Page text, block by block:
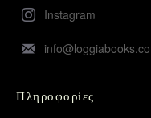
Instagram
Πληροφορίες